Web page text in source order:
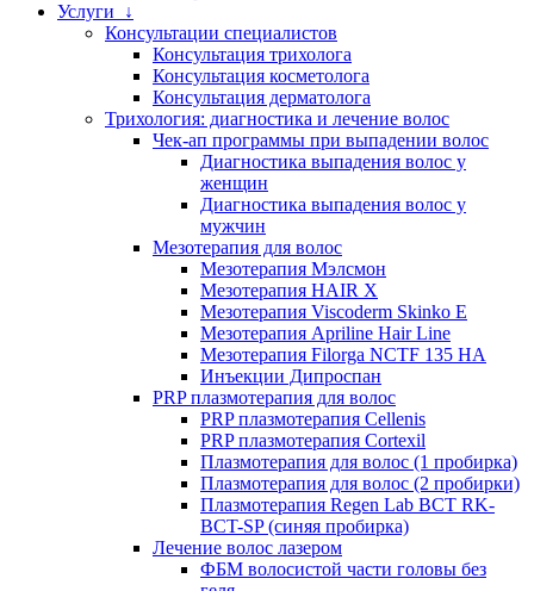
Услуги ↓
Консультации специалистов
Консультация трихолога
Консультация косметолога
Консультация дерматолога
Трихология: диагностика и лечение волос
Чек-ап программы при выпадении волос
Диагностика выпадения волос у
женщин
Диагностика выпадения волос у
мужчин
Мезотерапия для волос
Мезотерапия Мэлсмон
Мезотерапия HAIR X
Мезотерапия Viscoderm Skinko E
Мезотерапия Apriline Hair Line
Мезотерапия Filorga NCTF 135 HA
Инъекции Дипроспан
PRP плазмотерапия для волос
PRP плазмотерапия Cellenis
PRP плазмотерапия Cortexil
Плазмотерапия для волос (1 пробирка)
Плазмотерапия для волос (2 пробирки)
Плазмотерапия Regen Lab BCT RK-
BCT-SP (синяя пробирка)
Лечение волос лазером
ФБМ волосистой части головы без